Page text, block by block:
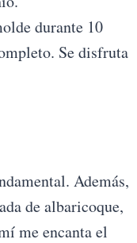
durante 10
Se disfruta
Además,
de albaricoque,
me encanta el